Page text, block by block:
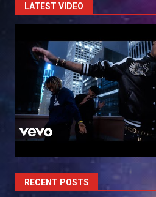
LATEST VIDEO
RECENT POSTS